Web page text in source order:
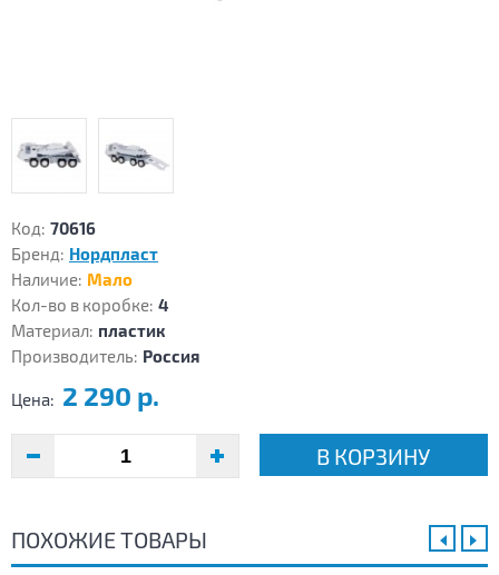
Код: 70616
Бренд: Нордпласт
Наличие: Мало
Кол-во в коробке: 4
Материал: пластик
Производитель: Россия
Цена: 2 290 р.
В КОРЗИНУ
ПОХОЖИЕ ТОВАРЫ